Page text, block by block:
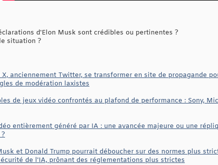
d'Elon Musk sont crédibles ou pertinentes ?
situation ?
anciennement Twitter, se transformer en site de propagande
de modération laxistes
de jeux vidéo confrontés au plafond de performance : Sony,
entièrement généré par IA : une avancée majeure ou une
et Donald Trump pourrait déboucher sur des normes plus
de l'IA, prônant des réglementations plus strictes